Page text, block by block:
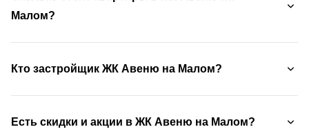
Малом?
Кто застройщик ЖК Авеню на Малом?
Есть скидки и акции в ЖК Авеню на Малом?